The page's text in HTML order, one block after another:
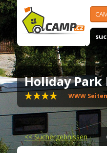
Holiday Park
WWW Seiten
<<Suchergebnissen